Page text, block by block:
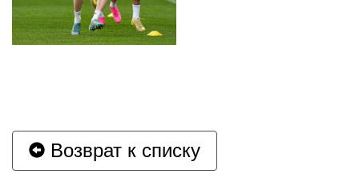
Возврат к списку